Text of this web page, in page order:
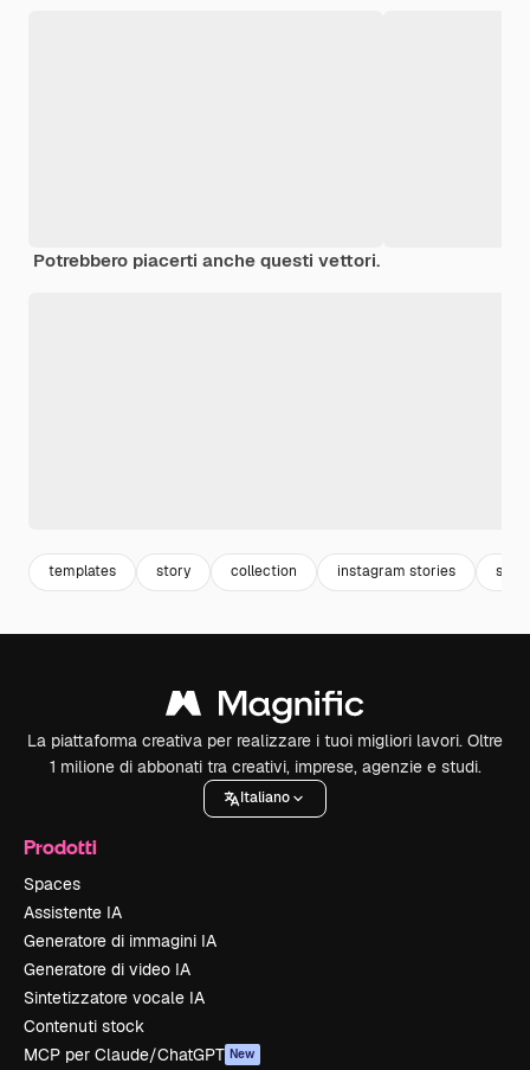
Potrebbero piacerti anche questi vettori.
templates story collection instagram stories set
La piattaforma creativa per realizzare i tuoi migliori lavori. Oltre
1 milione di abbonati tra creativi, imprese, agenzie e studi.
Italiano
Prodotti
Spaces
Assistente IA
Generatore di immagini IA
Generatore di video IA
Sintetizzatore vocale IA
Contenuti stock
MCP per Claude/ChatGPT New